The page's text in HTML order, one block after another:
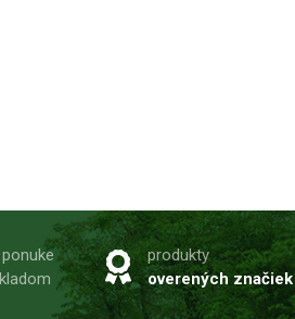
produkty
overených značiek